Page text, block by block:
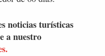
noticias turísticas
a nuestro